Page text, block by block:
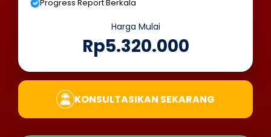
Progress Report Berkala
Harga Mulai
Rp5.320.000
KONSULTASIKAN SEKARANG